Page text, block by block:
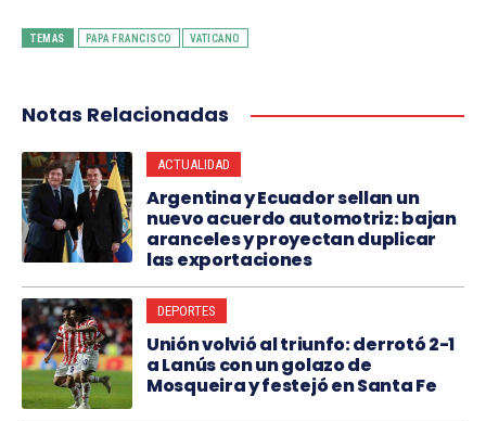
TEMAS PAPA FRANCISCO VATICANO
Notas Relacionadas
ACTUALIDAD
Argentina y Ecuador sellan un
nuevo acuerdo automotriz: bajan
aranceles y proyectan duplicar
las exportaciones
DEPORTES
Unión volvió al triunfo: derrotó 2-1
a Lanús con un golazo de
Mosqueira y festejó en Santa Fe